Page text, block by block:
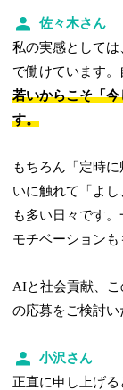
佐々木さん
私の実感として
で働けています。
若いからこそ「
す。
もちろん「定時
いに触れて「よ
も多い日々です
モチベーションも
AIと社会貢献、
の応募をご検討い
小沢さん
正直に申し上げ